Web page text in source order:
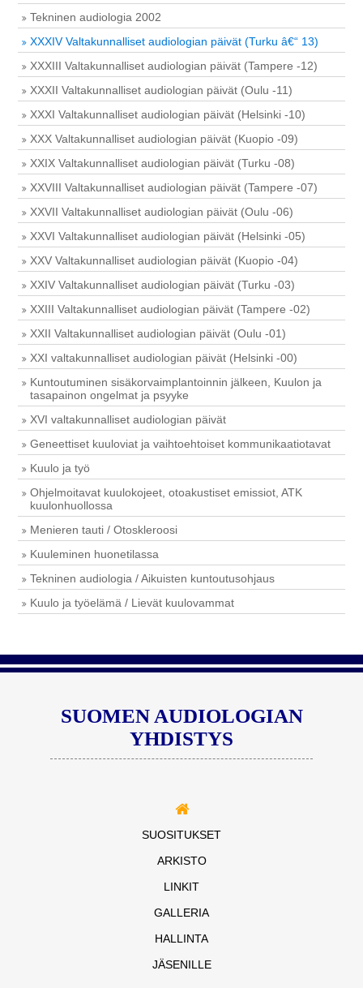
Tekninen audiologia 2002
XXXIV Valtakunnalliset audiologian päivät (Turku â€“ 13)
XXXIII Valtakunnalliset audiologian päivät (Tampere -12)
XXXII Valtakunnalliset audiologian päivät (Oulu -11)
XXXI Valtakunnalliset audiologian päivät (Helsinki -10)
XXX Valtakunnalliset audiologian päivät (Kuopio -09)
XXIX Valtakunnalliset audiologian päivät (Turku -08)
XXVIII Valtakunnalliset audiologian päivät (Tampere -07)
XXVII Valtakunnalliset audiologian päivät (Oulu -06)
XXVI Valtakunnalliset audiologian päivät (Helsinki -05)
XXV Valtakunnalliset audiologian päivät (Kuopio -04)
XXIV Valtakunnalliset audiologian päivät (Turku -03)
XXIII Valtakunnalliset audiologian päivät (Tampere -02)
XXII Valtakunnalliset audiologian päivät (Oulu -01)
XXI valtakunnalliset audiologian päivät (Helsinki -00)
Kuntoutuminen sisäkorvaimplantoinnin jälkeen, Kuulon ja
tasapainon ongelmat ja psyyke
XVI valtakunnalliset audiologian päivät
Geneettiset kuuloviat ja vaihtoehtoiset kommunikaatiotavat
Kuulo ja työ
Ohjelmoitavat kuulokojeet, otoakustiset emissiot, ATK
kuulonhuollossa
Menieren tauti / Otoskleroosi
Kuuleminen huonetilassa
Tekninen audiologia / Aikuisten kuntoutusohjaus
Kuulo ja työelämä / Lievät kuulovammat
SUOMEN AUDIOLOGIAN
YHDISTYS
SUOSITUKSET
ARKISTO
LINKIT
GALLERIA
HALLINTA
JÄSENILLE